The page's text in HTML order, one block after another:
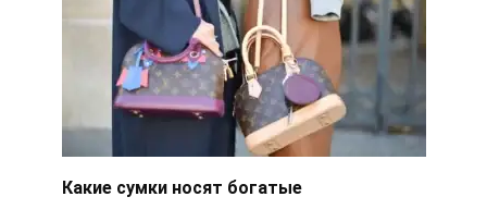
Какие сумки носят богатые